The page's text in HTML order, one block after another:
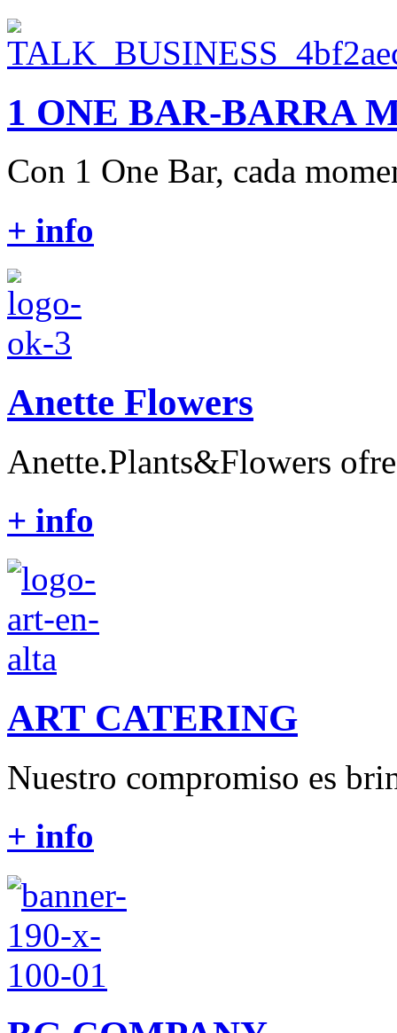
1 ONE BAR-BARRA
Con 1 One Bar, cada
+ info
Anette Flowers
Anette.Plants&Flowers
+ info
ART CATERING
Nuestro compromiso es
+ info